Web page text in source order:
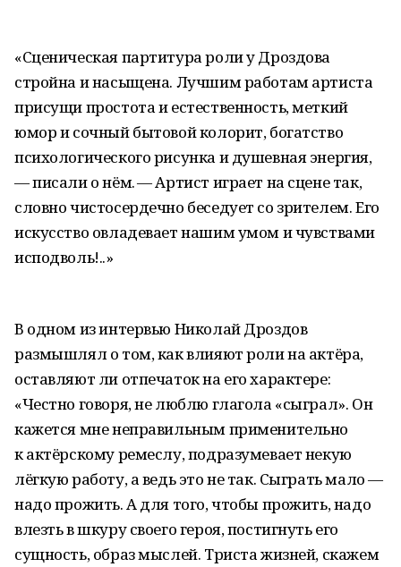
«Сценическая партитура роли у Дроздова
стройна и насыщена. Лучшим работам артиста
присущи простота и естественность, меткий
юмор и сочный бытовой колорит, богатство
психологического рисунка и душевная энергия,
— писали о нём. — Артист играет на сцене так,
словно чистосердечно беседует со зрителем. Его
искусство овладевает нашим умом и чувствами
исподволь!..»
В одном из интервью Николай Дроздов
размышлял о том, как влияют роли на актёра,
оставляют ли отпечаток на его характере:
«Честно говоря, не люблю глагола «сыграл». Он
кажется мне неправильным применительно
к актёрскому ремеслу, подразумевает некую
лёгкую работу, а ведь это не так. Сыграть мало —
надо прожить. А для того, чтобы прожить, надо
влезть в шкуру своего героя, постигнуть его
сущность, образ мыслей. Триста жизней, скажем